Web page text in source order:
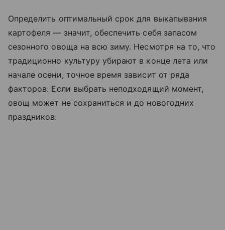
Определить оптимальный срок для выкапывания
картофеля — значит, обеспечить себя запасом
сезонного овоща на всю зиму. Несмотря на то, что
традиционно культуру убирают в конце лета или
начале осени, точное время зависит от ряда
факторов. Если выбрать неподходящий момент,
овощ может не сохраниться и до новогодних
праздников.